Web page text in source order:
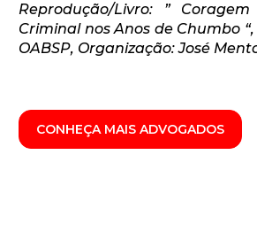
Reprodução/Livro: ”
Criminal nos Anos de Chumbo
OABSP, Organização: José
CONHEÇA MAIS ADVOGADOS